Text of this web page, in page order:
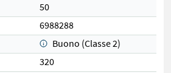
50
6988288
Buono (Classe 2)
320